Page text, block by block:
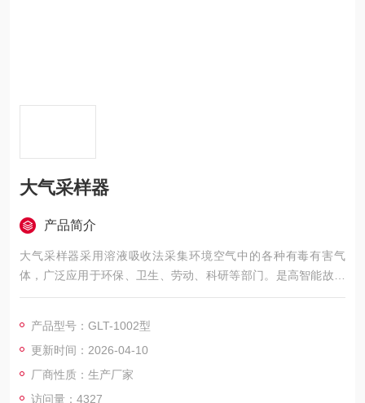
大气采样器
产品简介
大气采样器采用溶液吸收法采集环境空气中的各种有毒有害气
体，广泛应用于环保、卫生、劳动、科研等部门。是高智能故障
自诊断仪器。
产品型号：GLT-1002型
更新时间：2026-04-10
厂商性质：生产厂家
访问量：4327